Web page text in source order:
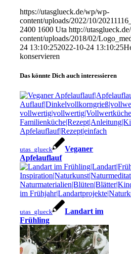
https://utasglueck.de/wp/wp-
content/uploads/2022/10/
2400 1600 Uta http://
content/uploads/2018/02/
24 13:10:252022-10-24 13:10:25
konservieren
Das könnte Dich auch interessieren
utas_glueck
Veganer
Apfelauflauf
utas_glueck
Landart im
Frühling